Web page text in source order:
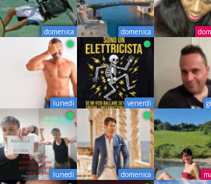
domenica domenica
lunedì venerdì
lunedì domenica